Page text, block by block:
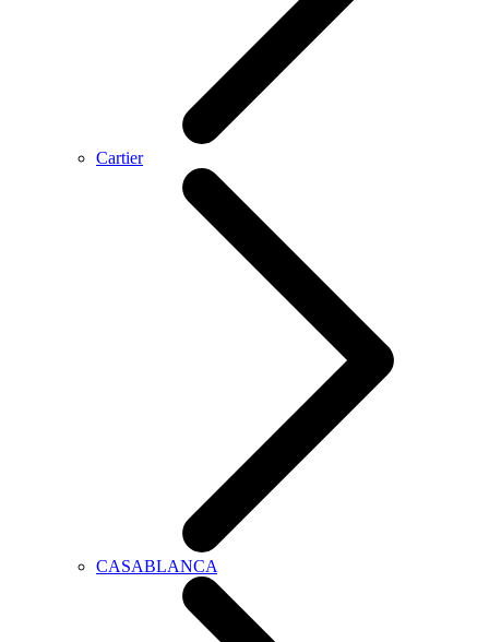
Cartier
CASABLANCA